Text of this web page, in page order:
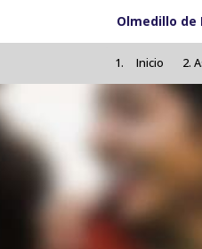
Pasar alOlmedillo de
Inicio